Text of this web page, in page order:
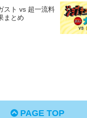
スト vs 超一流料
まとめ
PAGE TOP